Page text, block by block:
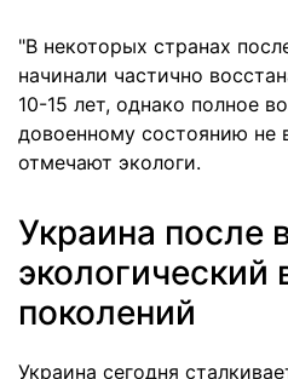
"В некоторых странах
начинали частично
10-15 лет, однако полное
довоенному состоянию не
отмечают экологи.
Украина после
экологический
поколений
Украина сегодня